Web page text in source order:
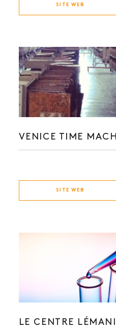
SITE WEB
VENICE TIME
SITE WEB
LE CENTRE